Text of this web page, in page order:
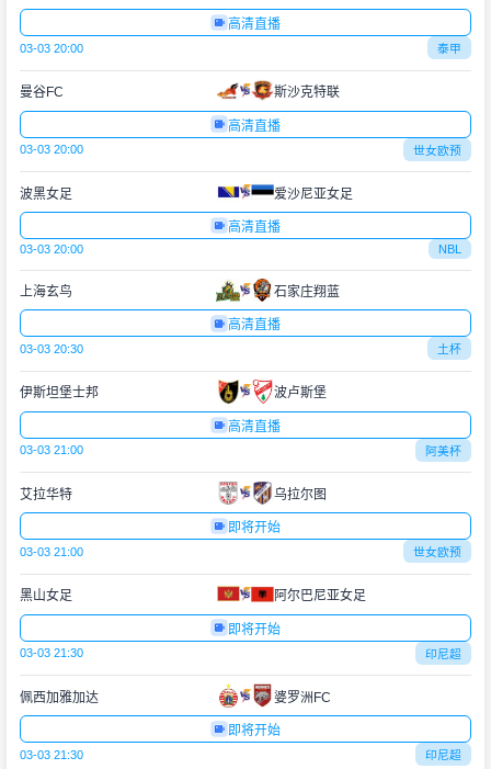
高清直播
03-03 20:00 泰甲
曼谷FC 斯沙克特联
高清直播
03-03 20:00 世女欧预
波黑女足 爱沙尼亚女足
高清直播
03-03 20:00 NBL
上海玄鸟 石家庄翔蓝
高清直播
03-03 20:30 土杯
伊斯坦堡士邦 波卢斯堡
高清直播
03-03 21:00 阿美杯
艾拉华特 乌拉尔图
即将开始
03-03 21:00 世女欧预
黑山女足 阿尔巴尼亚女足
即将开始
03-03 21:30 印尼超
佩西加雅加达 婆罗洲FC
即将开始
03-03 21:30 印尼超